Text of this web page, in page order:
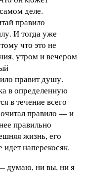
деле.
правило
И тогда уже
что это не
утром и вечером
правит душу.
в определенную
в течение всего
правило — и
правильно
жизнь, его
наперекосяк.
думаю, ни вы, ни я